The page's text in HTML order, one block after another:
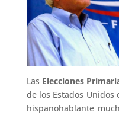
Las Elecciones
de los Estados
hispanohablante